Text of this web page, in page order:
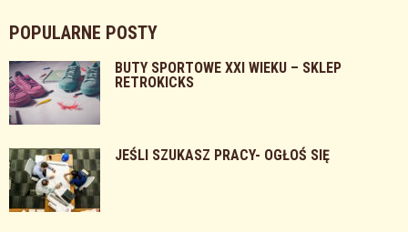
POPULARNE POSTY
BUTY SPORTOWE XXI WIEKU – SKLEP
RETROKICKS
JEŚLI SZUKASZ PRACY- OGŁOŚ SIĘ